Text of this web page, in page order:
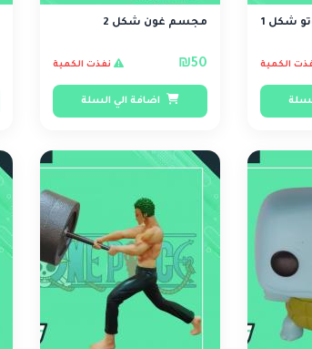
شكل 1
الكمية
مجسم غون شكل 2
₪50 نفذت الكمية
اضافة الي السلة